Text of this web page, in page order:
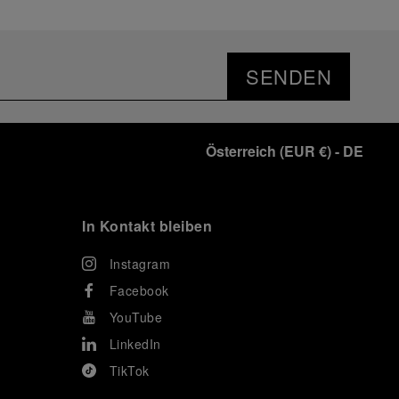
SENDEN
Österreich (EUR €)- DE
In Kontakt bleiben
Instagram
Facebook
YouTube
LinkedIn
TikTok